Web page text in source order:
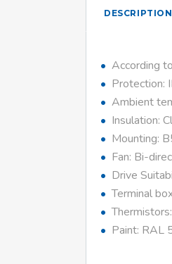
DESCRIPTION
According
Protection:
Ambient
Insulation:
Mounting:
Fan: Bi-
Drive
Terminal
Paint: RAL